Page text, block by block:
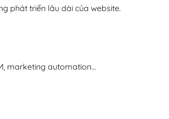
phát triển lâu dài của website.
marketing automation…